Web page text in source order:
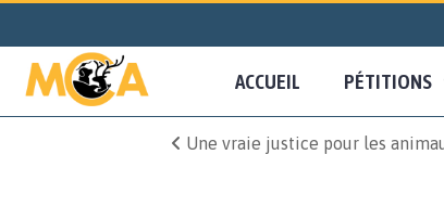
ACCUEIL PÉTITIONS
Une vraie justice pour les